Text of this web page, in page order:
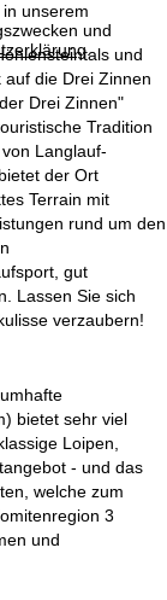
unserem
und
.
und
auf die Drei Zinnen
Drei Zinnen"
Tradition
Langlauf-
der Ort
Terrain mit
rund um den
gut
Lassen Sie sich
verzaubern!
bietet sehr viel
Loipen,
- und das
welche zum
3
und